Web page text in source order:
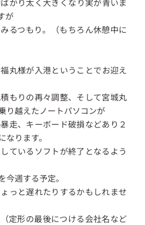
が
るつもり。（もちろん休憩中に
丸様が入港ということでお迎え
もりの再々調整、そして宮城丸
り越えたノートパソコンが
走、キーボード破損などあり２
ります。
ているソフトが終了となるよう
今週する予定。
っと遅れたりするかもしれませ
定形の最後につける会社名など